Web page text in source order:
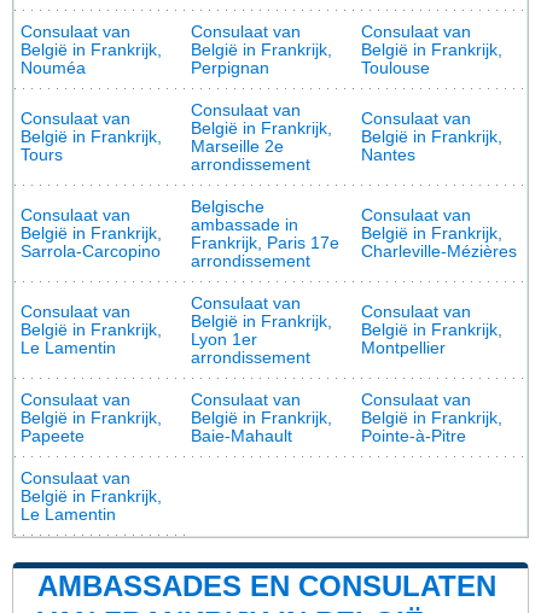
Consulaat van
België in Frankrijk,
Nouméa
Consulaat van
België in Frankrijk,
Perpignan
Consulaat van
België in Frankrijk,
Toulouse
Consulaat van
België in Frankrijk,
Tours
Consulaat van
België in Frankrijk,
Marseille 2e
arrondissement
Consulaat van
België in Frankrijk,
Nantes
Consulaat van
België in Frankrijk,
Sarrola-Carcopino
Belgische
ambassade in
Frankrijk, Paris 17e
arrondissement
Consulaat van
België in Frankrijk,
Charleville-Mézières
Consulaat van
België in Frankrijk,
Le Lamentin
Consulaat van
België in Frankrijk,
Lyon 1er
arrondissement
Consulaat van
België in Frankrijk,
Montpellier
Consulaat van
België in Frankrijk,
Papeete
Consulaat van
België in Frankrijk,
Baie-Mahault
Consulaat van
België in Frankrijk,
Pointe-à-Pitre
Consulaat van
België in Frankrijk,
Le Lamentin
AMBASSADES EN CONSULATEN